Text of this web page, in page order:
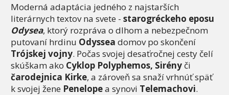
Moderná adaptácia jedného z najstarších
literárnych textov na svete - starogréckeho eposu
Odysea, ktorý rozpráva o dlhom a nebezpečnom
putovaní hrdinu Odyssea domov po skončení
Trójskej vojny. Počas svojej desaťročnej cesty čelí
skúškam ako Cyklop Polyphemos, Sirény či
čarodejnica Kirke, a zároveň sa snaží vrhnúť späť
k svojej žene Penelopea synovi Telemachovi.